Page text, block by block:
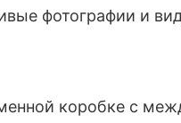
фотографии и
коробке с